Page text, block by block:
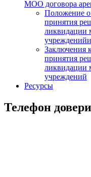
МОО договора
Положение о
принятия
ликвидации
учрежденийи
Заключения
принятия
ликвидации
учреждений
Ресурсы
Телефон